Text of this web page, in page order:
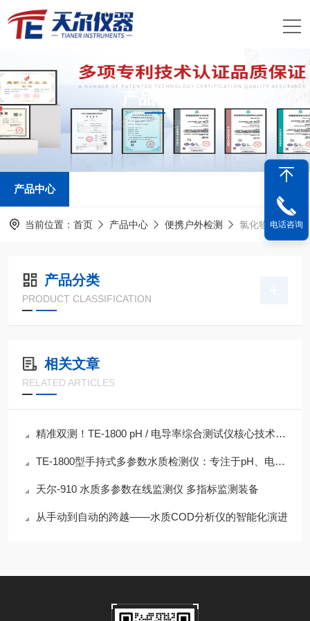
产品中心
PRODUCTS CENTER
产品中心
当前位置： 首页 产品中心 便携户外检测 氯化物水质检测仪
产品分类
PRODUCT CLASSIFICATION
相关文章
RELATED ARTICLES
精准双测！TE-1800 pH / 电导率综合测试仪核心技术参数解析
TE-1800型手持式多参数水质检测仪：专注于pH、电导率与溶解氧的精准测量
天尔-910 水质多参数在线监测仪 多指标监测装备
从手动到自动的跨越——水质COD分析仪的智能化演进
电话咨询